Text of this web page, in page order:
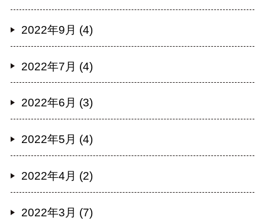
2022年9月 (4)
2022年7月 (4)
2022年6月 (3)
2022年5月 (4)
2022年4月 (2)
2022年3月 (7)